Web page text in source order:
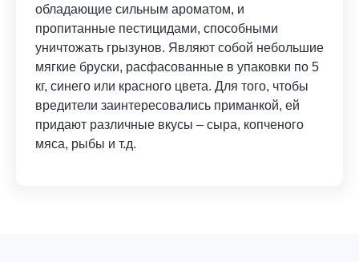
обладающие сильным ароматом, и
пропитанные пестицидами, способными
уничтожать грызунов. Являют собой небольшие
мягкие бруски, расфасованные в упаковки по 5
кг, синего или красного цвета. Для того, чтобы
вредители заинтересовались приманкой, ей
придают различные вкусы – сыра, копченого
мяса, рыбы и т.д.